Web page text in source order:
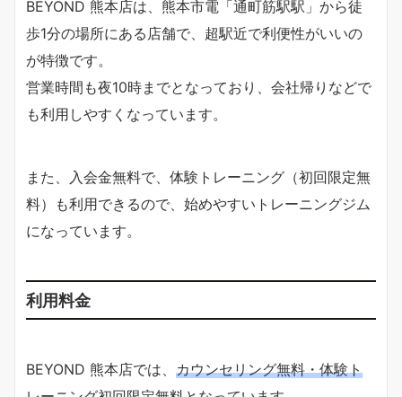
BEYOND 熊本店は、熊本市電「通町筋駅駅」から徒
歩1分の場所にある店舗で、超駅近で利便性がいいの
が特徴です。
営業時間も夜10時までとなっており、会社帰りなどで
も利用しやすくなっています。
また、入会金無料で、体験トレーニング（初回限定無
料）も利用できるので、始めやすいトレーニングジム
になっています。
利用料金
BEYOND 熊本店では、 カウンセリング無料・体験ト